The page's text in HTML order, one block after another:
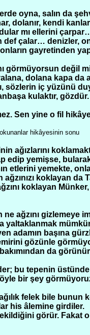
oyna, salın da
dolanır, kendi
mı ellerini
def çalar… denizler,
gayretinden
görmüyorsun
dolana kapa da
sözlerin iç yüzünü
kulaktır,
Sen yine o fil
hikâyesinin sonu
ağızlarını
edip yemişse,
etlerini yemekte,
koklayan da
koklayan
ne ağzını gizlemeye
yaltaklanmak
adamın başına
gözünle
da
bu tepenin
bir şey
felek bile
his âlemine girdiler.
görür. Fakat